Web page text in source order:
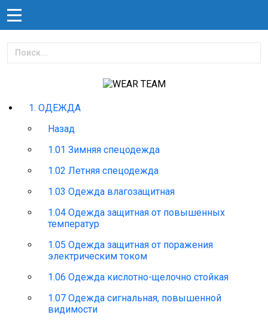
1. ОДЕЖДА
Назад
1.01 Зимняя спецодежда
1.02 Летняя спецодежда
1.03 Одежда влагозащитная
1.04 Одежда защитная от повышенных
температур
1.05 Одежда защитная от поражения
электрическим током
1.06 Одежда кислотно-щелочно стойкая
1.07 Одежда сигнальная, повышенной
видимости